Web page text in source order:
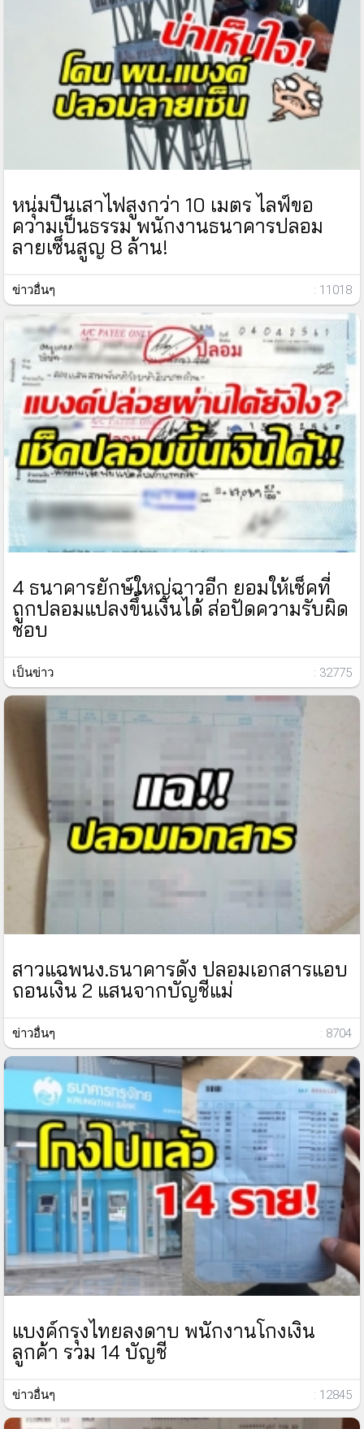
หนุ่มปีนเสาไฟสูงกว่า 10 เมตร ไลฟ์ขอ
ความเป็นธรรม พนักงานธนาคารปลอม
ลายเซ็นสูญ 8 ล้าน!
ข่าวอื่นๆ : 11018
4 ธนาคารยักษ์ใหญ่ฉาวอีก ยอมให้เช็คที่
ถูกปลอมแปลงขึ้นเงินได้ ส่อปัดความรับผิด
ชอบ
เป็นข่าว : 32775
สาวแฉพนง.ธนาคารดัง ปลอมเอกสารแอบ
ถอนเงิน 2 แสนจากบัญชีแม่
ข่าวอื่นๆ : 8704
แบงค์กรุงไทยลงดาบ พนักงานโกงเงิน
ลูกค้า รวม 14 บัญชี
ข่าวอื่นๆ : 12845